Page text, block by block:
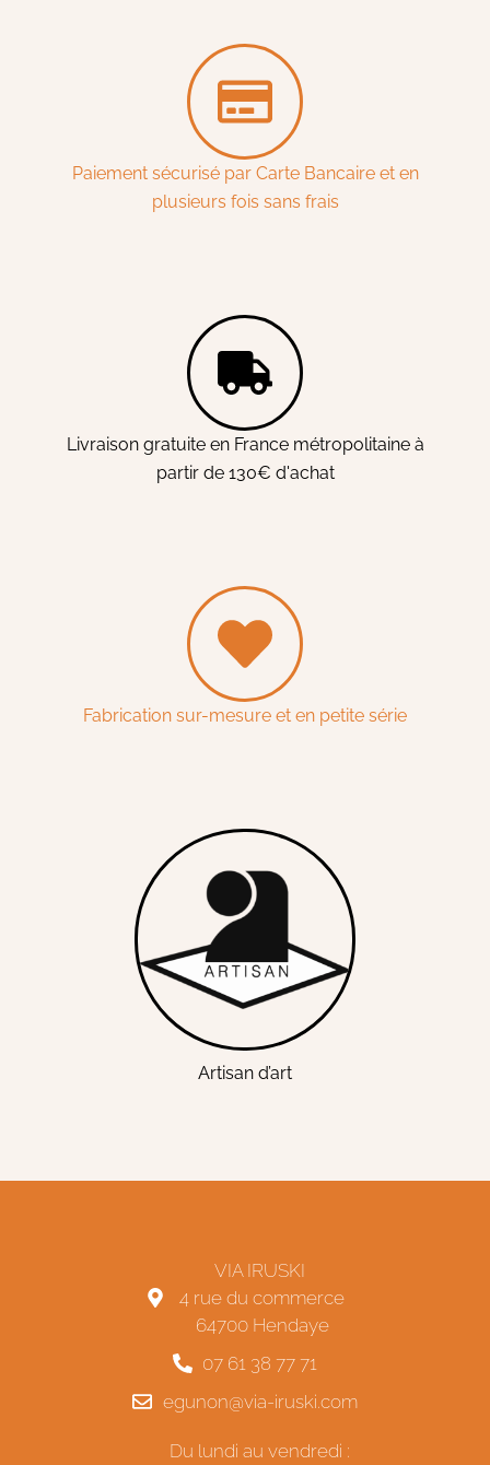
Paiement sécurisé par Carte Bancaire et en
plusieurs fois sans frais
Livraison gratuite en France métropolitaine à
partir de 130€ d'achat
Fabrication sur-mesure et en petite série
Artisan d’art
VIA IRUSKI
4 rue du commerce
64700 Hendaye
07 61 38 77 71
egunon@via-iruski.com
Du lundi au vendredi :